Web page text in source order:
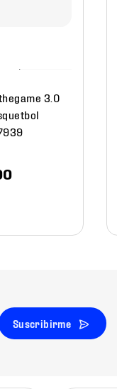
3.0
Suscribirme